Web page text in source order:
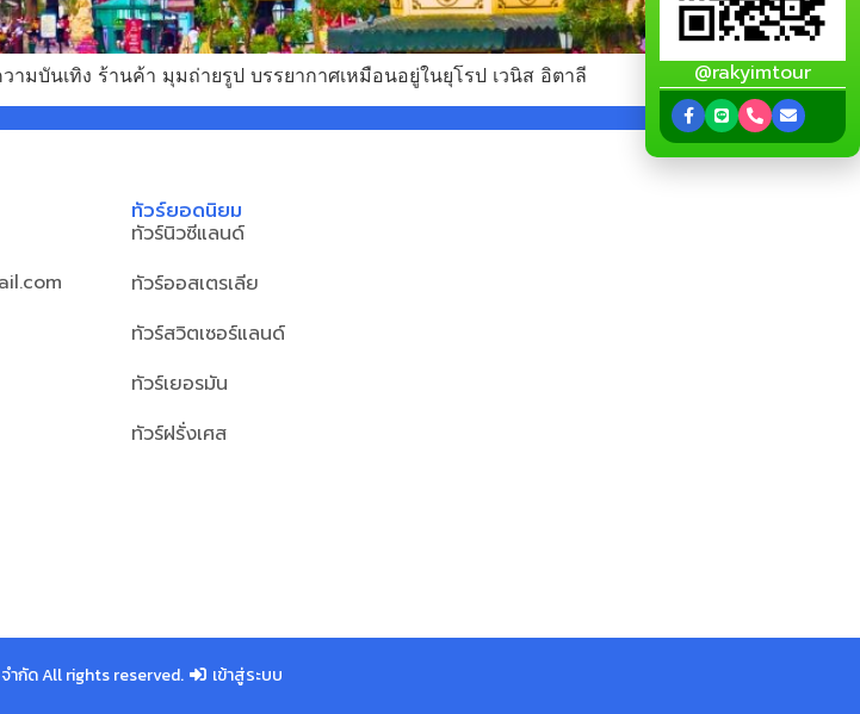
มบันเทิง ร้านค้า มุมถ่ายรูป บรรยากาศเหมือนอยู่ในยุโรป เวนิส อิตาลี
ทัวร์ยอดนิยม
ทัวร์นิวซีแลนด์
ทัวร์ออสเตรเลีย
ทัวร์สวิตเซอร์แลนด์
ทัวร์เยอรมัน
ทัวร์ฝรั่งเศส
กัด All rights reserved. เข้าสู่ระบบ
@rakyimtour